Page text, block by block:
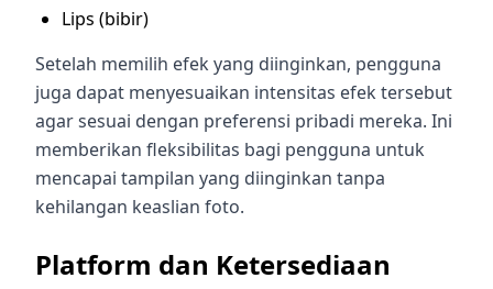
Lips (bibir)
Setelah memilih efek yang diinginkan, pengguna
juga dapat menyesuaikan intensitas efek tersebut
agar sesuai dengan preferensi pribadi mereka. Ini
memberikan fleksibilitas bagi pengguna untuk
mencapai tampilan yang diinginkan tanpa
kehilangan keaslian foto.
Platform dan Ketersediaan